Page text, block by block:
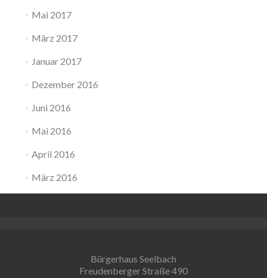
Mai 2017
März 2017
Januar 2017
Dezember 2016
Juni 2016
Mai 2016
April 2016
März 2016
Bürgerhaus Seelbach
Freudenberger Straße 490